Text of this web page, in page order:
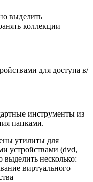
выделить
коллекции
для доступа в/
инструменты из
папками.
утилиты для
устройствами (dvd,
несколько:
виртуального